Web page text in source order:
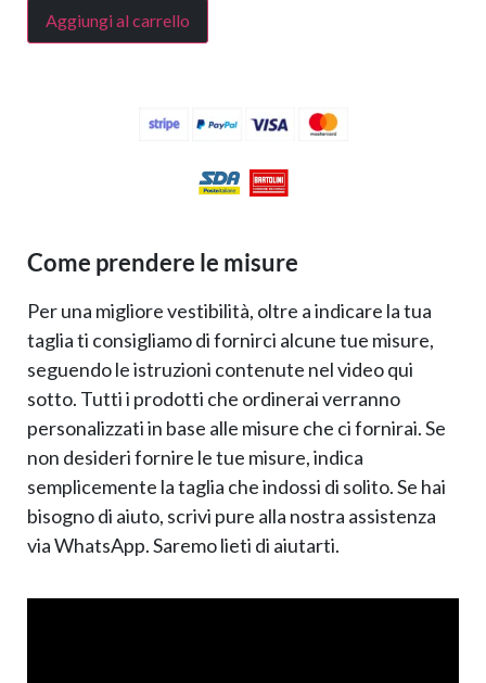
Aggiungi al carrello
Come prendere le misure
Per una migliore vestibilità, oltre a indicare la tua
taglia ti consigliamo di fornirci alcune tue misure,
seguendo le istruzioni contenute nel video qui
sotto. Tutti i prodotti che ordinerai verranno
personalizzati in base alle misure che ci fornirai. Se
non desideri fornire le tue misure, indica
semplicemente la taglia che indossi di solito. Se hai
bisogno di aiuto, scrivi pure alla nostra assistenza
via WhatsApp. Saremo lieti di aiutarti.